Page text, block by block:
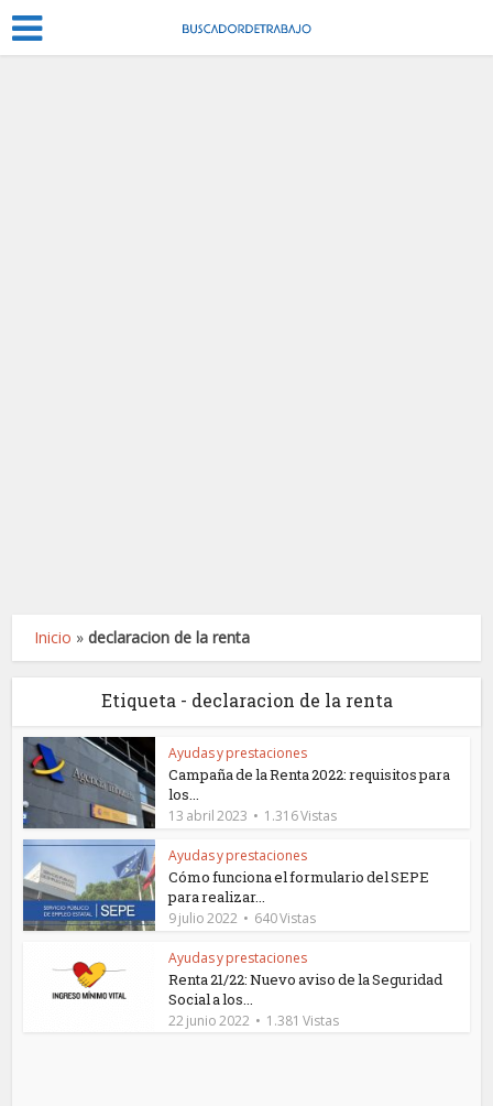
Inicio »declaracion de la renta
Etiqueta - declaracion de la renta
Ayudas y prestaciones
Campaña de la Renta 2022: requisitos para
los...
13 abril 2023 1.316 Vistas
Ayudas y prestaciones
Cómo funciona el formulario del SEPE
para realizar...
9 julio 2022 640 Vistas
Ayudas y prestaciones
Renta 21/22: Nuevo aviso de la Seguridad
Social a los...
22 junio 2022 1.381 Vistas